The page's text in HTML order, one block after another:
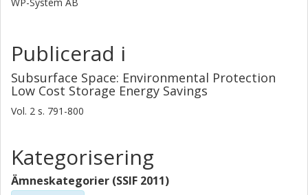
Publicerad i
Subsurface Space: Environmental Protection
Low Cost Storage Energy Savings
Vol. 2 s. 791-800
Kategorisering
Ämneskategorier (SSIF 2011)